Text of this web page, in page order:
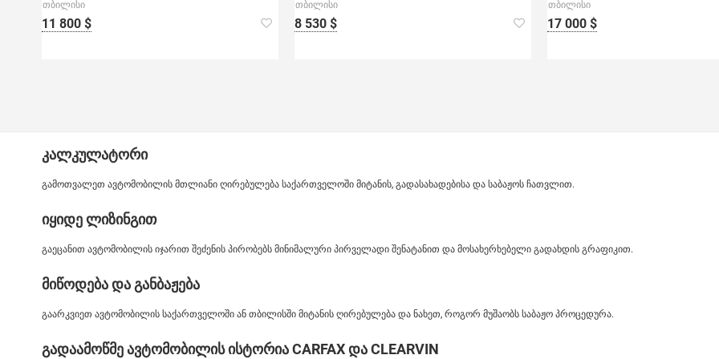
თბილისი
11 800 $
თბილისი
8 530 $
თბილისი
17 000 $
კალკულატორი
გამოთვალეთ ავტომობილის მთლიანი ღირებულება საქართველოში მიტანის, გადასახადებისა და საბაჟოს ჩათვლით.
იყიდე ლიზინგით
გაეცანით ავტომობილის იჯარით შეძენის პირობებს მინიმალური პირველადი შენატანით და მოსახერხებელი გადახდის გრაფიკით.
მიწოდება და განბაჟება
გაარკვიეთ ავტომობილის საქართველოში ან თბილისში მიტანის ღირებულება და ნახეთ, როგორ მუშაობს საბაჟო პროცედურა.
გადაამოწმე ავტომობილის ისტორია CARFAX და CLEARVIN